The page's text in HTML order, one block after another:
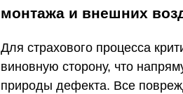
монтажа и внешних
Для страхового процесса
виновную сторону, что
природы дефекта. Все